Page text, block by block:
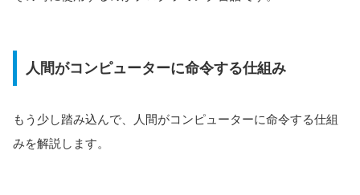
人間がコンピューターに命令する仕組み
もう少し踏み込んで、人間がコンピューターに命令する仕組
みを解説します。